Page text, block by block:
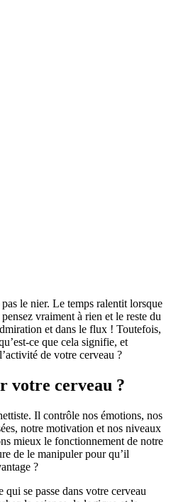
le nier. Le temps ralentit lorsque
vraiment à rien et le reste du
et dans le flux ! Toutefois,
ce que cela signifie, et
de votre cerveau ?
votre cerveau ?
Il contrôle nos émotions, nos
notre motivation et nos niveaux
mieux le fonctionnement de notre
de le manipuler pour qu’il
?
qui se passe dans votre cerveau